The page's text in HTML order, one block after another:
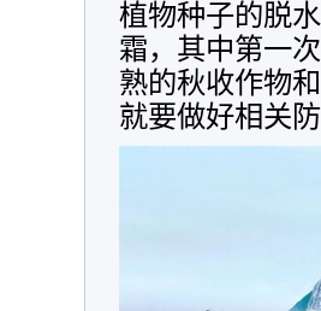
植物种子的脱
霜，其中第一
熟的秋收作物
就要做好相关防